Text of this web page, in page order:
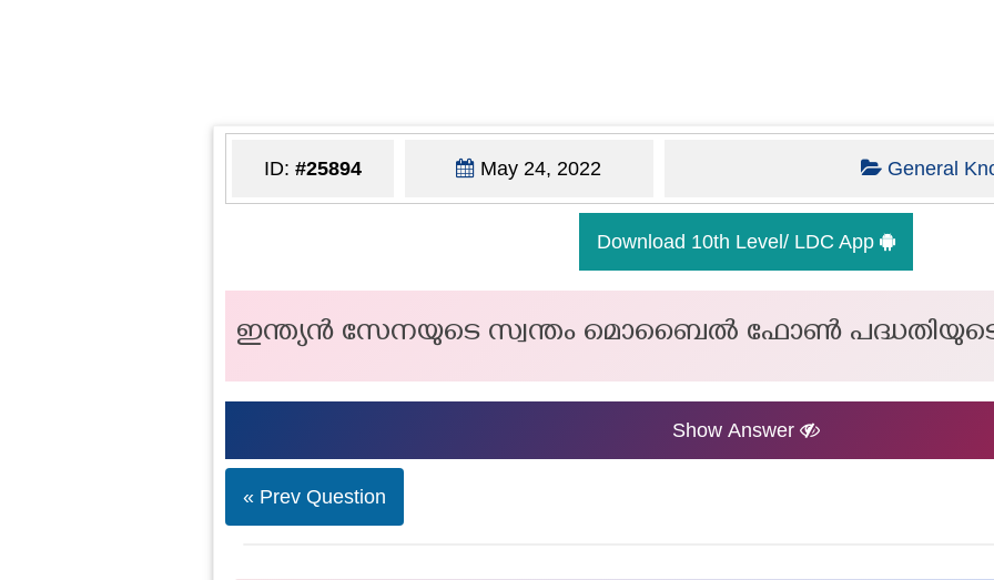
ID: #25894 May 24, 2022 General
Download 10th Level/ LDC App
ഇന്ത്യൻ സേനയുടെ സ്വന്തം മൊബൈൽ ഫോൺ
Show Answer
« Prev Question